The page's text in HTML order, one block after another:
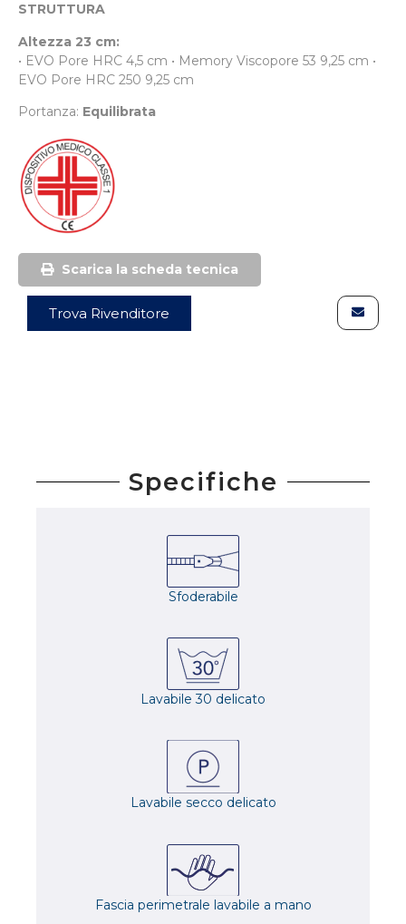
STRUTTURA
Altezza 23 cm:
• EVO Pore HRC 4,5 cm • Memory Viscopore 53 9,25 cm •
EVO Pore HRC 250 9,25 cm
Portanza: Equilibrata
Scarica la scheda tecnica
Trova Rivenditore
Specifiche
Sfoderabile
Lavabile 30 delicato
Lavabile secco delicato
Fascia perimetrale lavabile a mano